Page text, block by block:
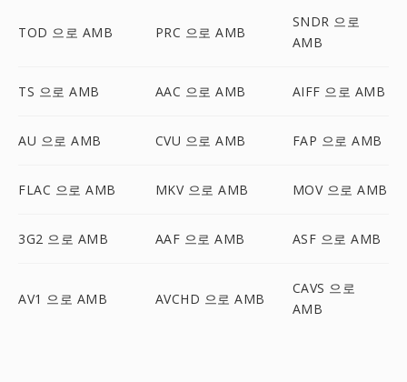
TOD 으로 AMB PRC 으로 AMB
SNDR 으로
AMB
TS 으로 AMB AAC 으로 AMB AIFF 으로 AMB
AU 으로 AMB CVU 으로 AMB FAP 으로 AMB
FLAC 으로 AMB MKV 으로 AMB MOV 으로 AMB
3G2 으로 AMB AAF 으로 AMB ASF 으로 AMB
AV1 으로 AMB AVCHD 으로 AMB
CAVS 으로
AMB